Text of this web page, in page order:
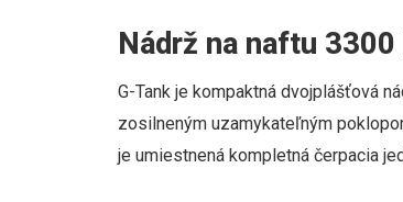
Nádrž na naftu
G-Tank je kompaktná dvojplášťová
zosilneným uzamykateľným
je umiestnená kompletná čerpacia